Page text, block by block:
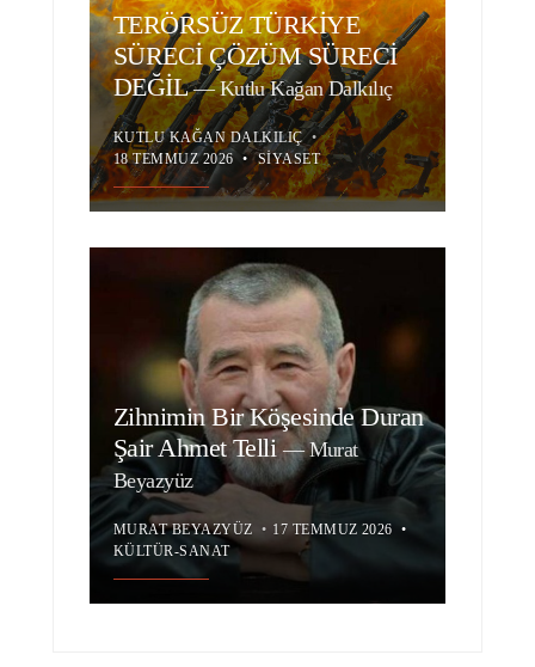
TERÖRSÜZ TÜRKİYE
SÜRECİ ÇÖZÜM SÜRECİ
DEĞİL—Kutlu Kağan Dalkılıç
KUTLU KAĞAN DALKILIÇ •
18 TEMMUZ 2026 • SIYASET
Zihnimin Bir Köşesinde Duran
Şair Ahmet Telli—Murat
Beyazyüz
MURAT BEYAZYÜZ • 17 TEMMUZ 2026 •
KÜLTÜR-SANAT